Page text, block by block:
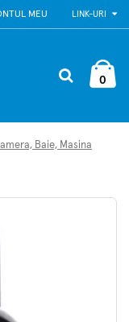
LINK-URI
MEU
0
Baie, Masina